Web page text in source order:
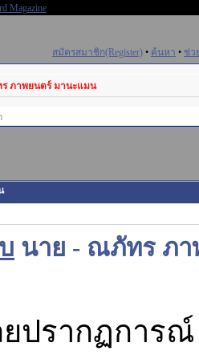
สมัครสมาชิก(Register) • ค้นหา • ช่ว
ภาพยนตร์ มานะแมน
นาย - ณภัทร ภ
ยปรากฏการ